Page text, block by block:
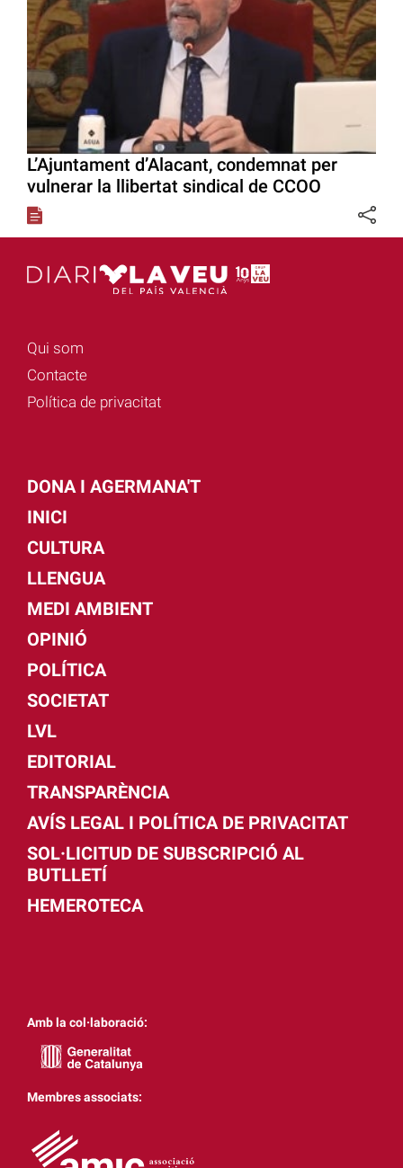
L’Ajuntament d’Alacant, condemnat per
vulnerar la llibertat sindical de CCOO
Qui som
Contacte
Política de privacitat
DONA I AGERMANA'T
INICI
CULTURA
LLENGUA
MEDI AMBIENT
OPINIÓ
POLÍTICA
SOCIETAT
LVL
EDITORIAL
TRANSPARÈNCIA
AVÍS LEGAL I POLÍTICA DE PRIVACITAT
SOL·LICITUD DE SUBSCRIPCIÓ AL
BUTLLETÍ
HEMEROTECA
Amb la col·laboració:
Membres associats: